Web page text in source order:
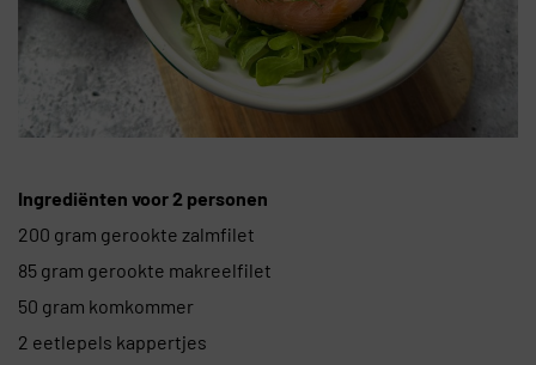
Ingrediënten voor 2 personen
200 gram gerookte zalmfilet
85 gram gerookte makreelfilet
50 gram komkommer
2 eetlepels kappertjes